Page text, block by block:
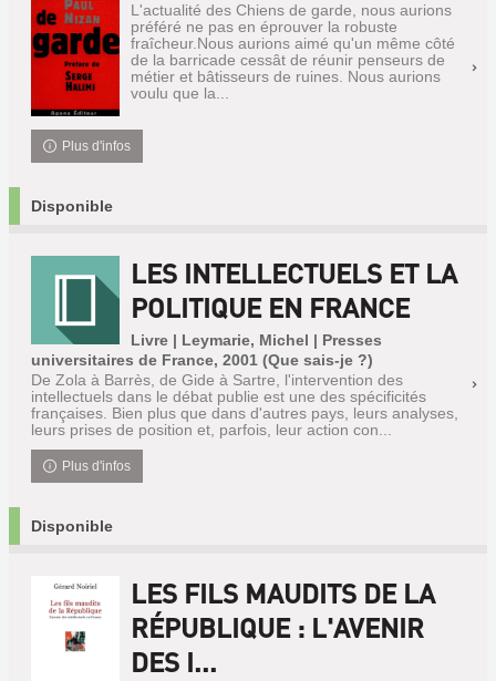
L'actualité des Chiens de garde, nous aurions
préféré ne pas en éprouver la robuste
fraîcheur.Nous aurions aimé qu'un même côté
de la barricade cessât de réunir penseurs de
métier et bâtisseurs de ruines. Nous aurions
voulu que la...
Plus d'infos
Disponible
LES INTELLECTUELS ET LA
POLITIQUE EN FRANCE
Livre | Leymarie, Michel | Presses
universitaires de France, 2001 (Que sais-je ?)
De Zola à Barrès, de Gide à Sartre, l'intervention des
intellectuels dans le débat publie est une des spécificités
françaises. Bien plus que dans d'autres pays, leurs analyses,
leurs prises de position et, parfois, leur action con...
Plus d'infos
Disponible
LES FILS MAUDITS DE LA
RÉPUBLIQUE : L'AVENIR
DES I...